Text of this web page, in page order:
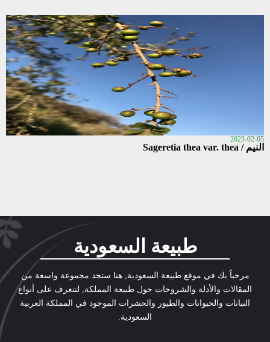
2023-02-05
النيم / Sageretia thea var. thea
طبيعة السعودية
مرحباً بك في موقع طبيعة السعودية, هنا ستجد مجموعة واسعة من
المقالات والأدلة والشروحات حول طبيعة المملكة, لتتعرف على أنواع
النباتات والحيوانات والطيور والحشرات الموجود في المملكة العربية
السعودية.